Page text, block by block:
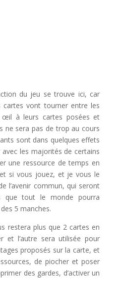
du jeu se trouve ici, car
cartes vont tourner entre les
à leurs cartes posées et
ne sera pas de trop au cours
sont dans quelques effets
les majorités de certains
une ressource de temps en
si vous jouez, et je vous le
l’avenir commun, qui seront
que tout le monde pourra
5 manches.
restera plus que 2 cartes en
et l’autre sera utilisée pour
proposés sur la carte, et
de piocher et poser
des gardes, d’activer un